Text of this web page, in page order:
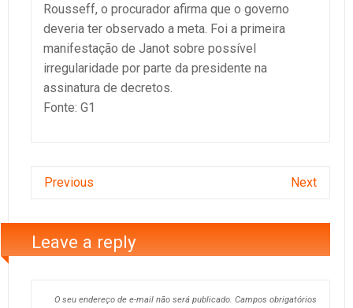
Rousseff, o procurador afirma que o governo
deveria ter observado a meta. Foi a primeira
manifestação de Janot sobre possível
irregularidade por parte da presidente na
assinatura de decretos.
Fonte: G1
Previous Next
Leave a reply
O seu endereço de e-mail não será publicado. Campos obrigatórios